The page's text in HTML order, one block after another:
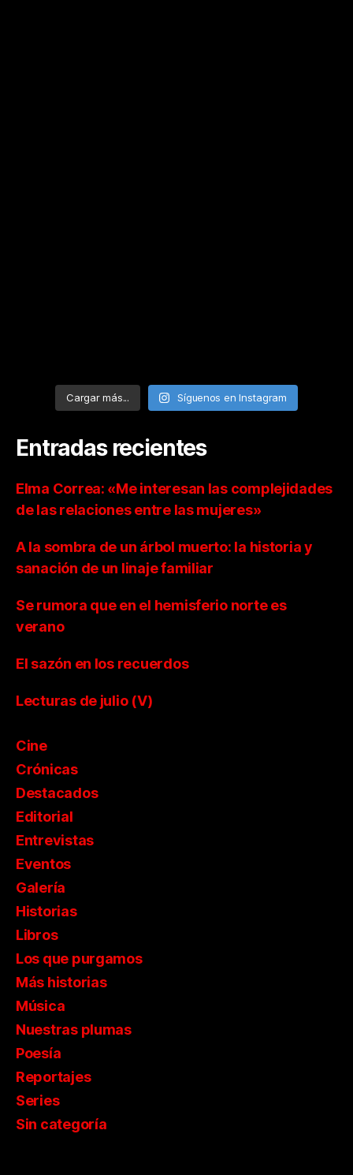
Cargar más... Síguenos en Instagram
Entradas recientes
Elma Correa: «Me interesan las complejidades
de las relaciones entre las mujeres»
A la sombra de un árbol muerto: la historia y
sanación de un linaje familiar
Se rumora que en el hemisferio norte es
verano
El sazón en los recuerdos
Lecturas de julio (V)
Cine
Crónicas
Destacados
Editorial
Entrevistas
Eventos
Galería
Historias
Libros
Los que purgamos
Más historias
Música
Nuestras plumas
Poesía
Reportajes
Series
Sin categoría